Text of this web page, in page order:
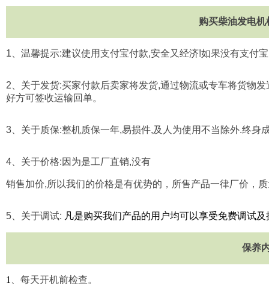
购买柴油发电
1 、温馨提示:建议使用支付宝付款,安全又经济!如果没有支付宝
2 、关于发货:买家付款后卖家将发货,通过物流或专车将货物
好方可签收运输回单。
3 、关于质保:整机质保一年,易损件,及人为使用不当除外.终身
4 、关于价格:因为是工厂直销,没有
销售加价,所以我们的价格是有优势的，所售产品一律厂价，
5 、关于调试: 凡是购买我们产品的用户均可以享受免费调试
保养
1 、每天开机前检查。